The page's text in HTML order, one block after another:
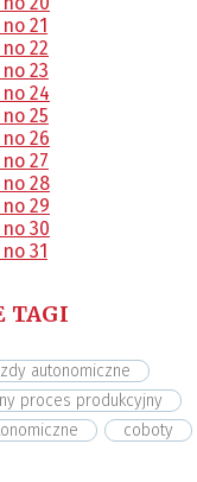
TAGI
autonomiczne
proces produkcyjny
coboty